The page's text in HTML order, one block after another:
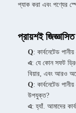
প্যাক করা এবং পণ্যের
প্রায়শই
Q: কার্বনেটেড
এ: যে কোন সফট
বিয়ার, এবং আরও
Q: কার্বনেটেড
উপযুক্ত?
এ: হ্যাঁ. আমাদের